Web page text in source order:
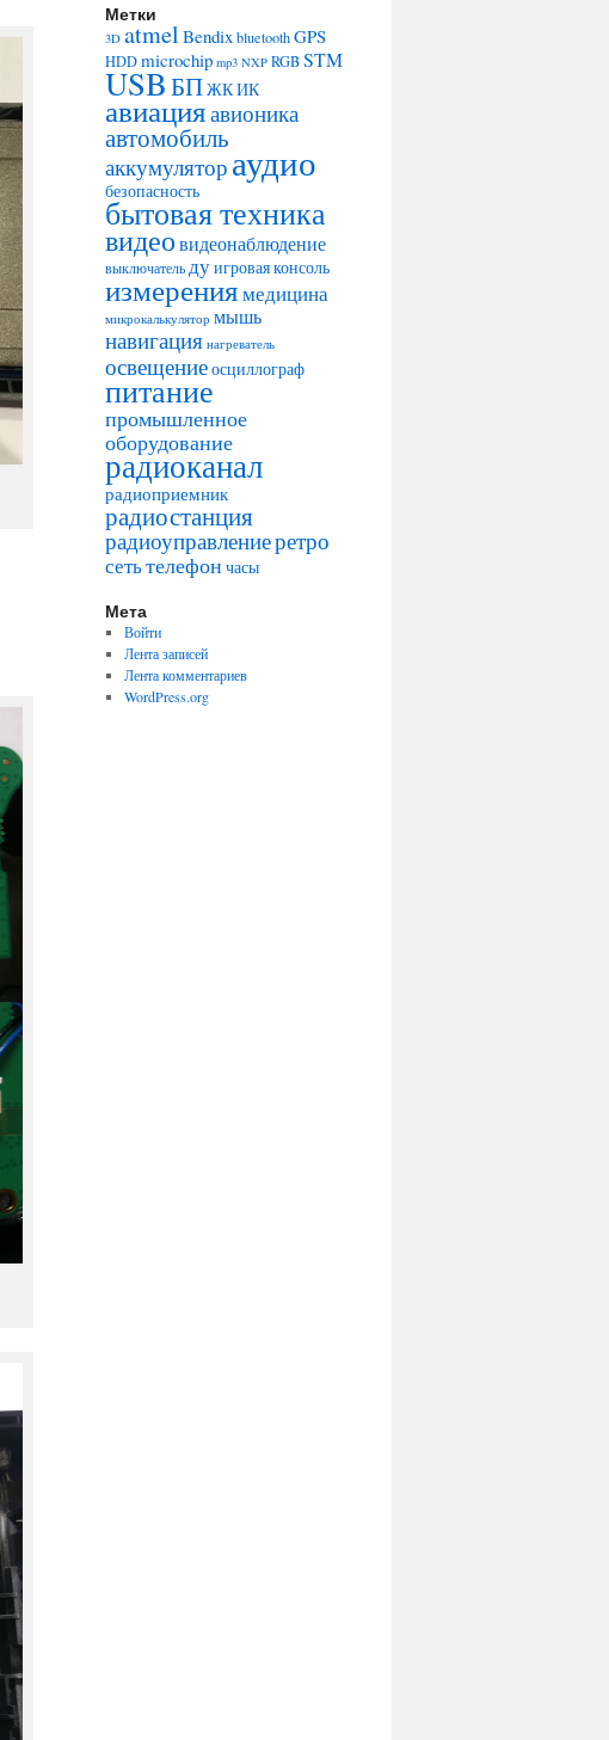
Метки
3D atmel BendixbluetoothGPS
HDDmicrochip mp3 NXP RGBSTM
USBБПЖКИК
авиацияавионика
автомобиль
аккумулятор аудио
безопасность
бытовая техника
видеовидеонаблюдение
выключательдуигровая консоль
измерениямедицина
микрокалькулятор мышь
навигация нагреватель
освещениеосциллограф
питание
промышленное
оборудование
радиоканал
радиоприемник
радиостанция
радиоуправлениеретро
сетьтелефон часы
Мета
Войти
Лента записей
Лента комментариев
WordPress.org